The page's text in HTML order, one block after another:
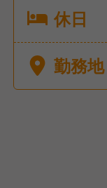
休日
勤務地